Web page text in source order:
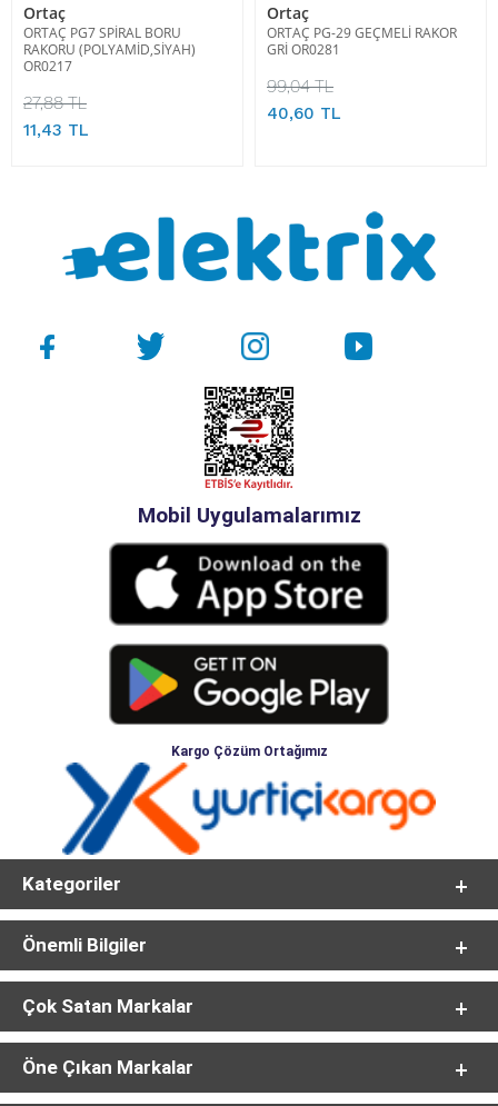
Ortaç
ORTAÇ PG7 SPİRAL BORU
RAKORU (POLYAMİD,SİYAH)
OR0217
27,88 TL
11,43 TL
Ortaç
ORTAÇ PG-29 GEÇMELİ RAKOR
GRİ OR0281
99,04 TL
40,60 TL
Mobil Uygulamalarımız
Kargo Çözüm Ortağımız
Kategoriler
Önemli Bilgiler
Çok Satan Markalar
Öne Çıkan Markalar